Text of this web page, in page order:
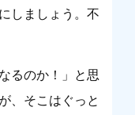
しましょう。不
るのか！」と思
、そこはぐっと